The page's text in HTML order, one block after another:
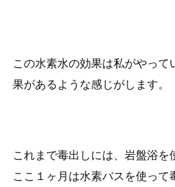
この水素水の効果は私がやっ
果があるような感じがします。
これまで毒出しには、岩盤浴
ここ１ヶ月は水素バスを使って